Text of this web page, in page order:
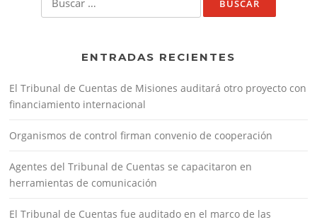
ENTRADAS RECIENTES
El Tribunal de Cuentas de Misiones auditará otro proyecto con
financiamiento internacional
Organismos de control firman convenio de cooperación
Agentes del Tribunal de Cuentas se capacitaron en
herramientas de comunicación
El Tribunal de Cuentas fue auditado en el marco de las